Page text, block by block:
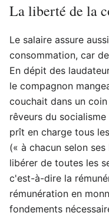
La liberté de la
Le salaire assure
consommation, car
En dépit des
le compagnon
couchait dans un
rêveurs du
prît en charge tous
(« à chacun selon
libérer de toutes les
c'est-à-dire la
rémunération en
fondements